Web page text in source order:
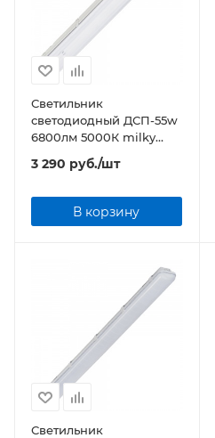
Светильник
светодиодный ДСП-55w
6800лм 5000К milky
IP65 ICEBERG
3 290 руб./шт
В корзину
Светильник